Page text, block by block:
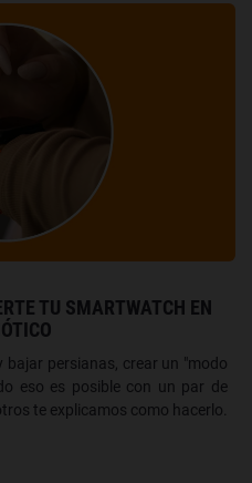
TU SMARTWATCH EN
bajar persianas, crear un "modo
eso es posible con un par de
te explicamos como hacerlo.